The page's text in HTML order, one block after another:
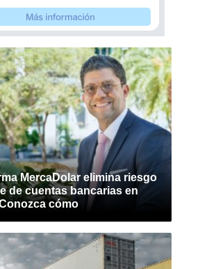
MercaDolar elimina riesgo
de cuentas bancarias en
cómo